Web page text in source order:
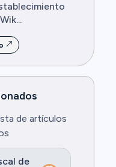
de artículos
de